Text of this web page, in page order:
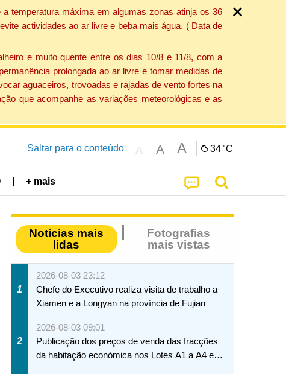
temperatura máxima em algumas zonas atinja os 36
actividades ao ar livre e beba mais água. ( Data de
e muito quente entre os dias 10/8 e 11/8, com a
prolongada ao ar livre e tomar medidas de
aguaceiros, trovoadas e rajadas de vento fortes na
que acompanhe as variações meteorológicas e as
Saltar para o conteúdo A A A 34°C
+ mais
Notícias mais
lidas
Fotografias
mais vistas
1
2026-08-03 23:12
Chefe do Executivo realiza visita de trabalho a
Xiamen e a Longyan na província de Fujian
2
2026-08-03 09:01
Publicação dos preços de venda das fracções
da habitação económica nos Lotes A1 a A4 e
A12 da Zona A dos Novos Aterros